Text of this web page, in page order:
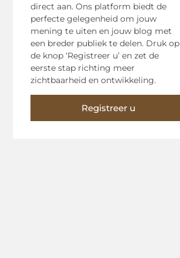
direct aan. Ons platform biedt de
perfecte gelegenheid om jouw
mening te uiten en jouw blog met
een breder publiek te delen. Druk op
de knop ‘Registreer u’ en zet de
eerste stap richting meer
zichtbaarheid en ontwikkeling.
Registreer u